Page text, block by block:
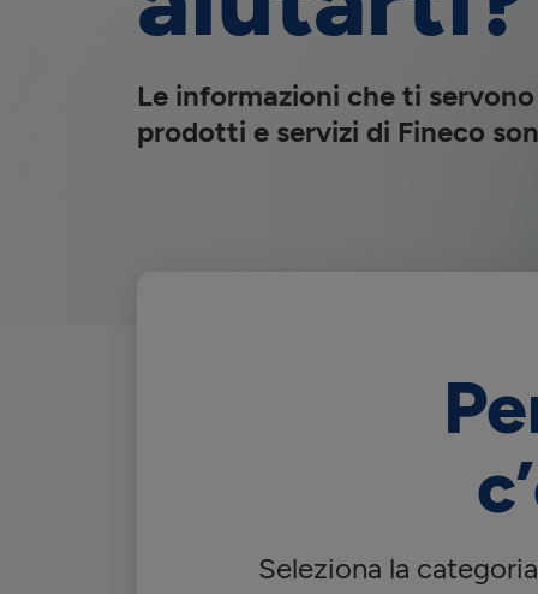
Le informazioni che ti
prodotti e servizi di Fineco
Seleziona la